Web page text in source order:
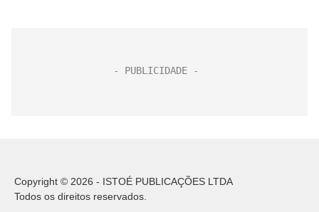
Copyright © 2026 - ISTOÉ PUBLICAÇÕES LTDA
Todos os direitos reservados.